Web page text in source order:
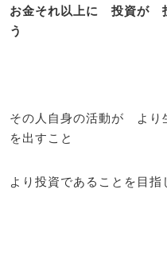
お金それ以上に 投資が
う
その人自身の活動が よ
を出すこと
より投資であることを目指